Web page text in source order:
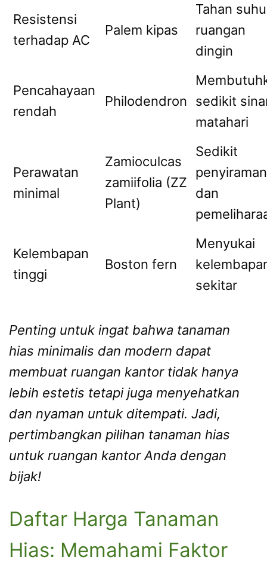
Resistensi
terhadap AC
Palem kipas
Tahan suhu
ruangan
dingin
Pencahayaan
rendah
Philodendron
sedikit
matahari
Perawatan
minimal
Zamioculcas
zamiifolia (ZZ
Plant)
Sedikit
penyiraman
dan
Kelembapan
tinggi
Boston fern
Menyukai
sekitar
Penting untuk ingat bahwa tanaman
hias minimalis dan modern dapat
membuat ruangan kantor tidak hanya
lebih estetis tetapi juga menyehatkan
dan nyaman untuk ditempati. Jadi,
pertimbangkan pilihan tanaman hias
untuk ruangan kantor Anda dengan
bijak!
Daftar Harga Tanaman
Hias: Memahami Faktor